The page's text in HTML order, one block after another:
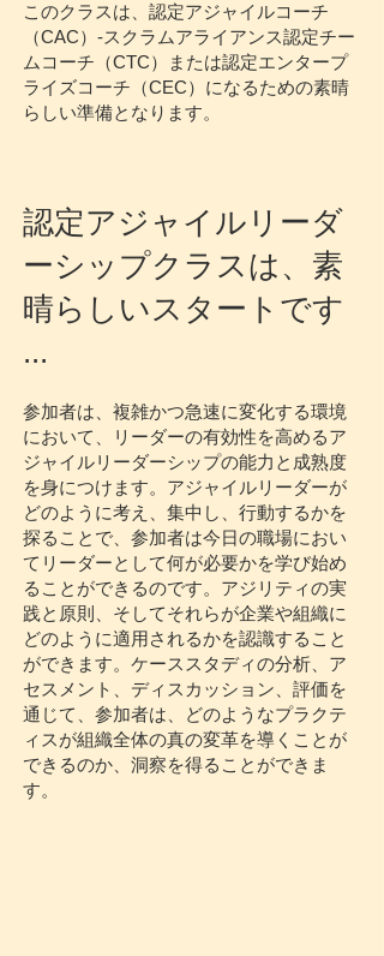
このクラスは、認定アジャイルコーチ
（CAC）-スクラムアライアンス認定チー
ムコーチ（CTC）または認定エンタープ
ライズコーチ（CEC）になるための素晴
らしい準備となります。
認定アジャイルリーダ
ーシップクラスは、素
晴らしいスタートです
...
参加者は、複雑かつ急速に変化する環境
において、リーダーの有効性を高めるア
ジャイルリーダーシップの能力と成熟度
を身につけます。アジャイルリーダーが
どのように考え、集中し、行動するかを
探ることで、参加者は今日の職場におい
てリーダーとして何が必要かを学び始め
ることができるのです。アジリティの実
践と原則、そしてそれらが企業や組織に
どのように適用されるかを認識すること
ができます。ケーススタディの分析、ア
セスメント、ディスカッション、評価を
通じて、参加者は、どのようなプラクテ
ィスが組織全体の真の変革を導くことが
できるのか、洞察を得ることができま
す。